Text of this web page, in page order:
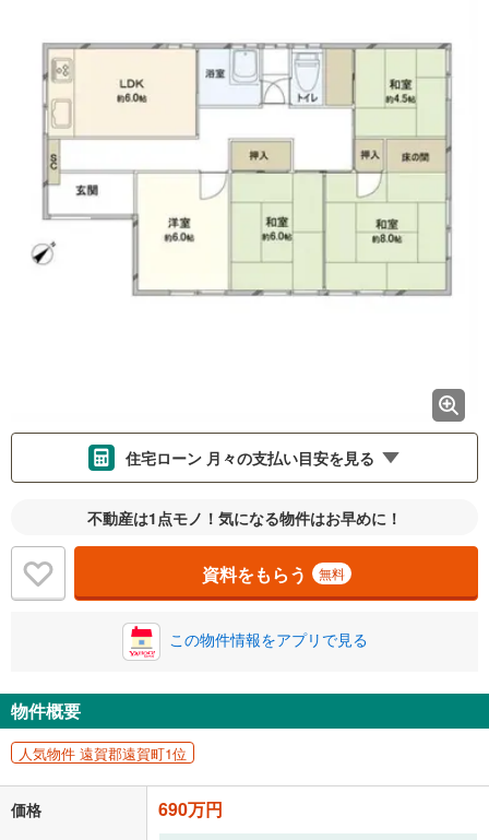
住宅ローン 月々の支払い目安を見る
金利 ％
0.01%
返済期間
一般的には最長35年まで借り入れ可能です。多くの金融機関
が完済時の年齢は80歳までを条件としています。
頭金
不動産は1点モノ！気になる物件はお早めに！
資料をもらう 無料
この物件情報をアプリで見る
物件概要
人気物件 遠賀郡遠賀町1位
価格 690万円